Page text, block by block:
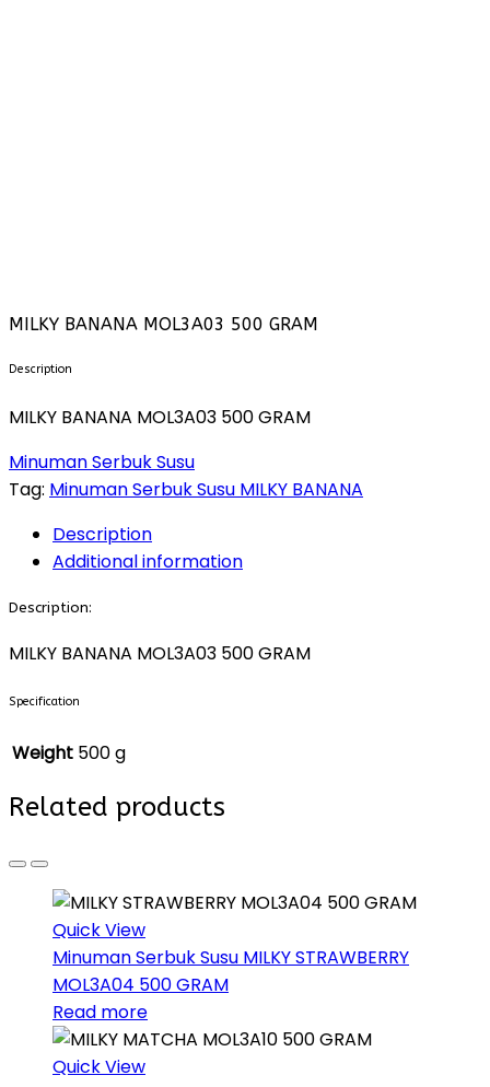
MILKY BANANA MOL3A03 500 GRAM
Description
MILKY BANANA MOL3A03 500 GRAM
Minuman Serbuk Susu
Tag: Minuman Serbuk Susu MILKY BANANA
Description
Additional information
Description:
MILKY BANANA MOL3A03 500 GRAM
Specification
Weight 500 g
Related products
Quick View
Minuman Serbuk Susu MILKY STRAWBERRY
MOL3A04 500 GRAM
Read more
Quick View